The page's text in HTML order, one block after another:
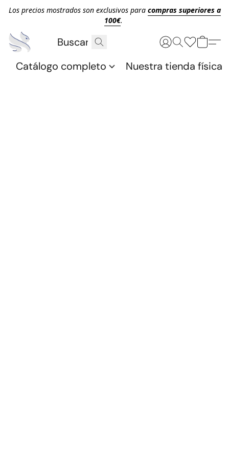
Los precios mostrados son exclusivos para compras superiores a
100€.
Catálogo completo Nuestra tienda física